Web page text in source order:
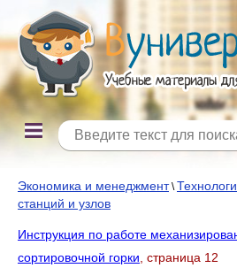
Экономика и менеджмент\
станций и узлов
Инструкция по работе
сортировочной горки , страница 12